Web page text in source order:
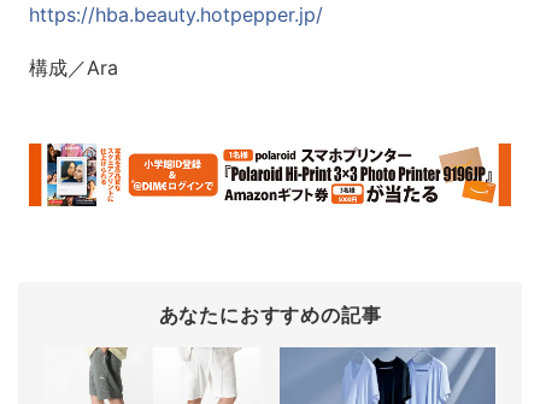
https://hba.beauty.hotpepper.jp/
構成／Ara
あなたにおすすめの記事